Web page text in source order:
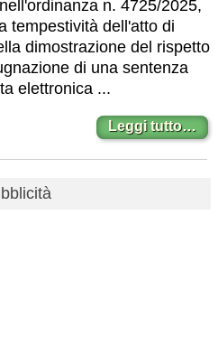
n. 4725/2025,
tempestività dell'atto di
dimostrazione del rispetto
di una sentenza
elettronica ...
Leggi tutto…